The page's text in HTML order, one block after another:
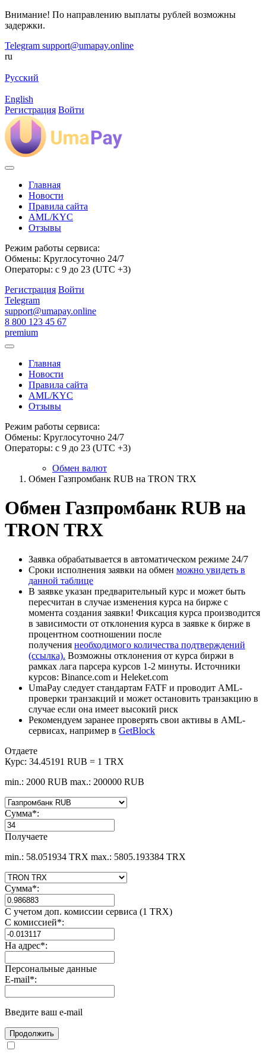
Внимание! По направлению выплаты рублей возможны
задержки.
Telegram support@umapay.online
ru
Русский
English
Регистрация Войти
Главная
Новости
Правила сайта
AML/KYC
Отзывы
Режим работы сервиса:
Обмены: Круглосуточно 24/7
Операторы: с 9 до 23 (UTC +3)
Регистрация Войти
Telegram
support@umapay.online
8 800 123 45 67
premium
Главная
Новости
Правила сайта
AML/KYC
Отзывы
Режим работы сервиса:
Обмены: Круглосуточно 24/7
Операторы: с 9 до 23 (UTC +3)
Обмен валют
Обмен Газпромбанк RUB на TRON TRX
Обмен Газпромбанк RUB на
TRON TRX
Заявка обрабатывается в автоматическом режиме 24/7
Сроки исполнения заявки на обмен можно увидеть в
данной таблице
В заявке указан предварительный курс и может быть
пересчитан в случае изменения курса на бирже с
момента создания заявки! Фиксация курса производится
в зависимости от отклонения курса в заявке к бирже в
процентном соотношении после
получения необходимого количества подтверждений
(ссылка). Возможны отклонения от курса биржи в
рамках лага парсера курсов 1-2 минуты. Источники
курсов: Binance.com и Heleket.com
UmaPay следует стандартам FATF и проводит AML-
проверки транзакций и может остановить транзакцию в
случае если она имеет высокий риск
Рекомендуем заранее проверять свои активы в AML-
сервисах, например в GetBlock
Отдаете
Курс: 34.45191 RUB = 1 TRX
min.: 2000 RUB max.: 200000 RUB
Сумма*:
Получаете
min.: 58.051934 TRX max.: 5805.193384 TRX
Сумма*:
С учетом доп. комиссии сервиса (1 TRX)
С комиссией*:
На адрес*:
Персональные данные
E-mail*:
Введите ваш e-mail